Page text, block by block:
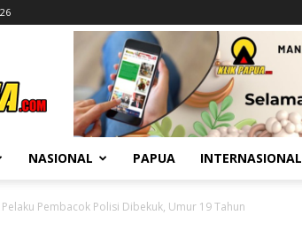
NASIONAL PAPUA INTERNASIONAL
Pelaku Pembacok Polisi Dibekuk, Umur 19 Tahun